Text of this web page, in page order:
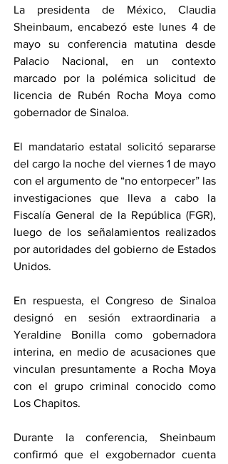
La presidenta de México, Claudia
Sheinbaum, encabezó este lunes 4 de
mayo su conferencia matutina desde
Palacio Nacional, en un contexto
marcado por la polémica solicitud de
licencia de Rubén Rocha Moya como
gobernador de Sinaloa.
El mandatario estatal solicitó separarse
del cargo la noche del viernes 1 de mayo
con el argumento de “no entorpecer” las
investigaciones que lleva a cabo la
Fiscalía General de la República (FGR),
luego de los señalamientos realizados
por autoridades del gobierno de Estados
Unidos.
En respuesta, el Congreso de Sinaloa
designó en sesión extraordinaria a
Yeraldine Bonilla como gobernadora
interina, en medio de acusaciones que
vinculan presuntamente a Rocha Moya
con el grupo criminal conocido como
Los Chapitos.
Durante la conferencia, Sheinbaum
confirmó que el exgobernador cuenta